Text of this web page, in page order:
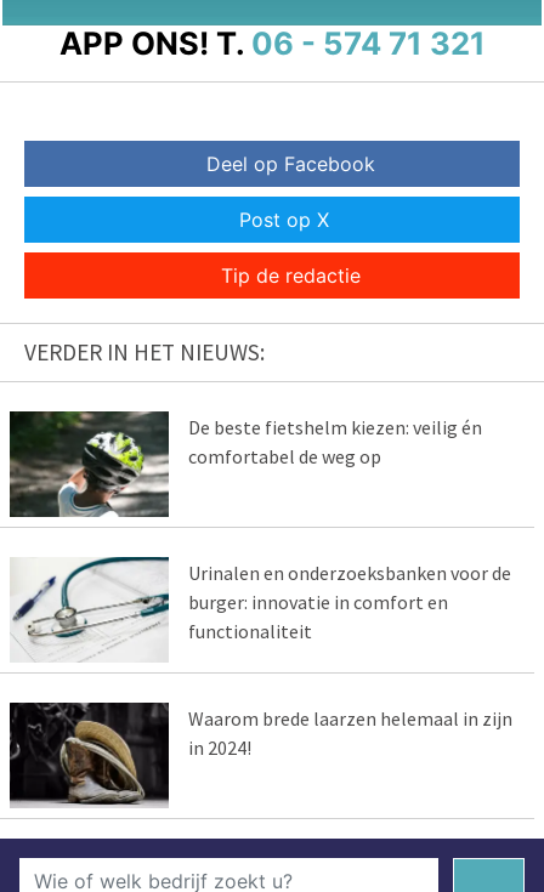
APP ONS! T. 06 - 574 71 321
Deel op Facebook
Post op X
Tip de redactie
VERDER IN HET NIEUWS:
De beste fietshelm kiezen: veilig én
comfortabel de weg op
Urinalen en onderzoeksbanken voor de
burger: innovatie in comfort en
functionaliteit
Waarom brede laarzen helemaal in zijn
in 2024!